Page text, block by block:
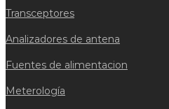
Transceptores
Analizadores de antena
Fuentes de alimentacion
Meterología